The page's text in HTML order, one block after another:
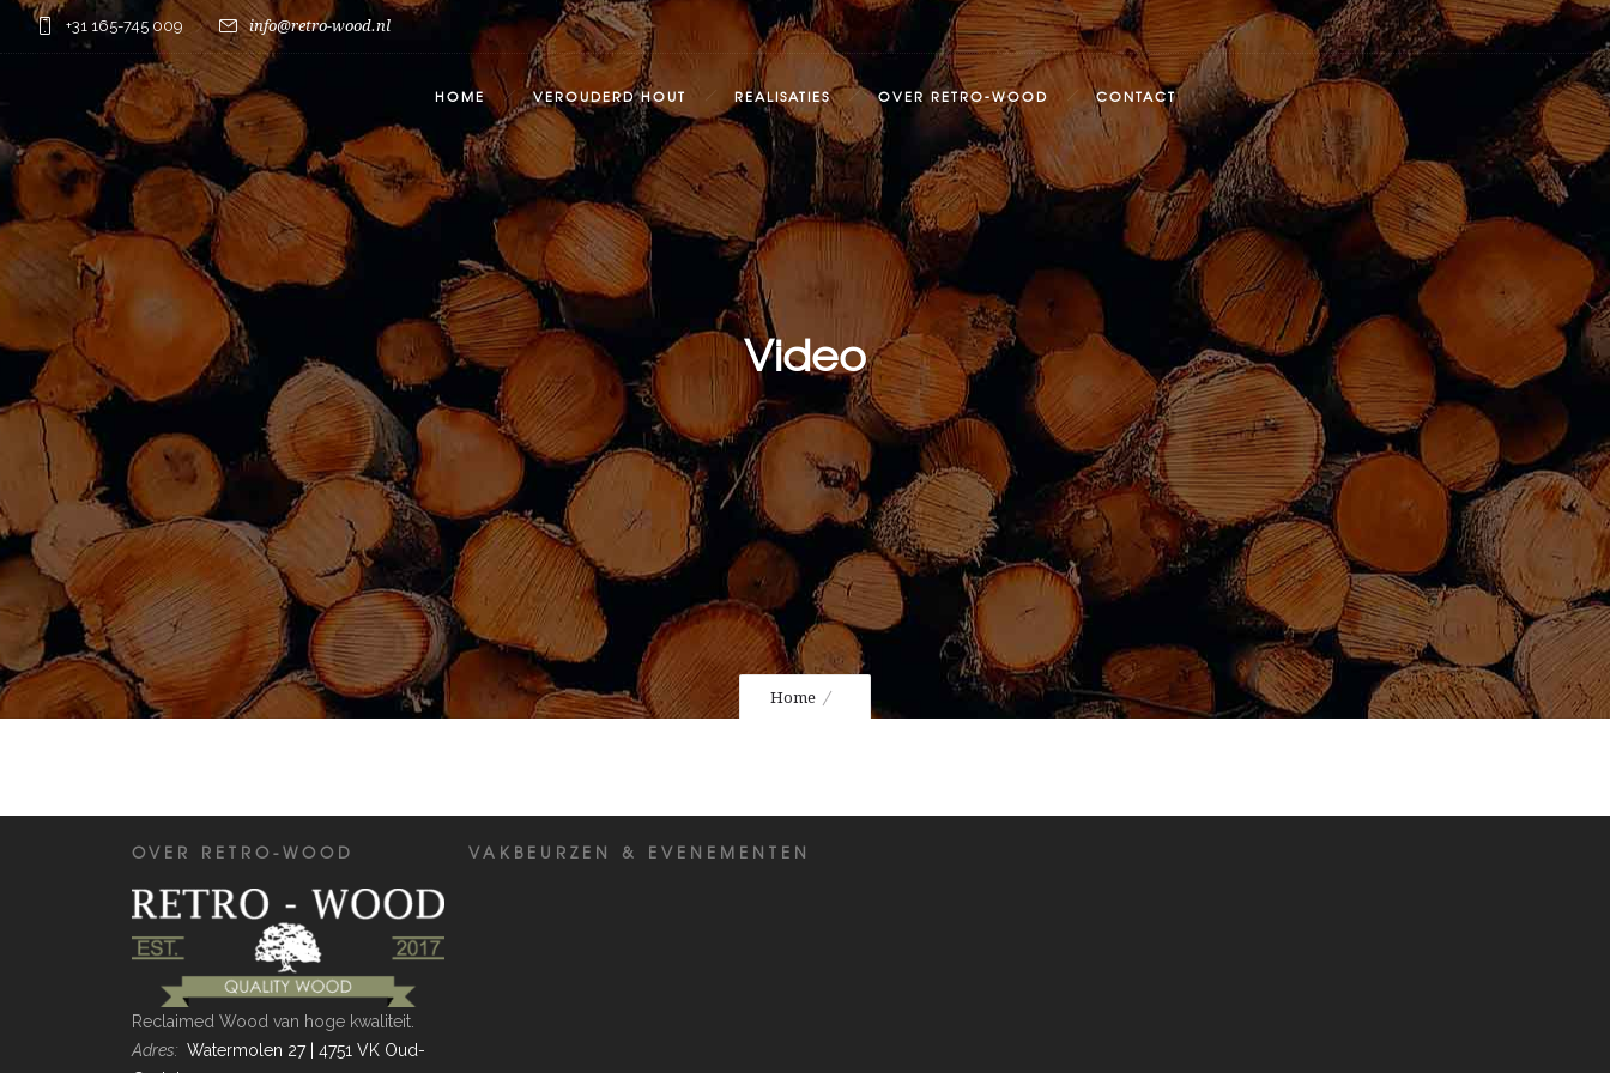
+31 165-745 009 info@retro-wood.nl
HOME VEROUDERD HOUT REALISATIES OVER RETRO-WOOD CONTACT
Video
Home
OVER RETRO-WOOD
Reclaimed Wood van hoge kwaliteit.
Adres: Watermolen 27 | 4751 VK Oud-
VAKBEURZEN & EVENEMENTEN